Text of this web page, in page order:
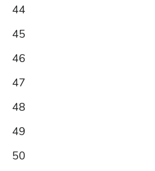
44
45
46
47
48
49
50